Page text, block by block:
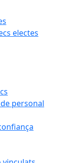
electes
personal